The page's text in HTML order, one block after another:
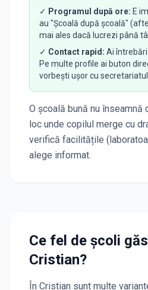
✓ Programul după ore: E
au "Școală după școală"
mai ales dacă lucrezi până
✓ Contact rapid: Ai
Pe multe profile ai buton
vorbești ușor cu secretariatul.
O școală bună nu înseamnă
loc unde copilul merge cu
verifică facilitățile
alege informat.
Ce fel de școli
Cristian?
În Cristian sunt multe